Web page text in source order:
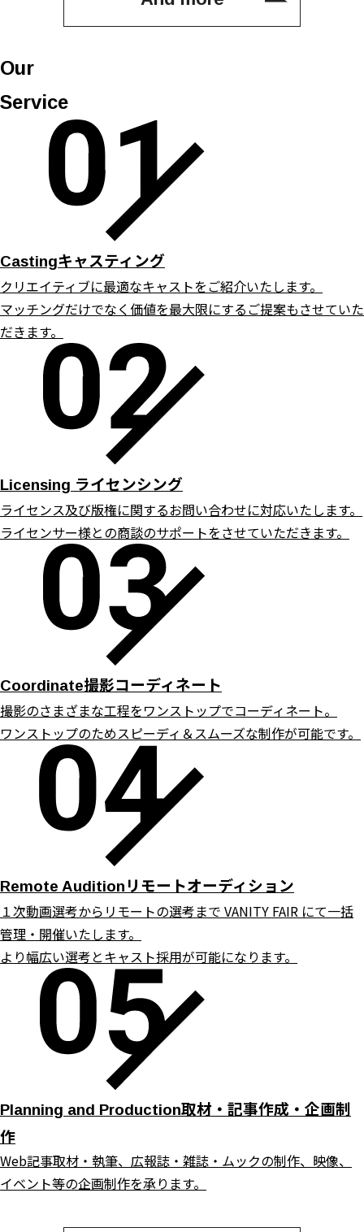
Our
Service
Castingキャスティング
クリエイティブに最適なキャストをご紹介いたします。
マッチングだけでなく価値を最大限にするご提案もさせていた
だきます。
Licensing ライセンシング
ライセンス及び版権に関するお問い合わせに対応いたします。
ライセンサー様との商談のサポートをさせていただきます。
Coordinate撮影コーディネート
撮影のさまざまな工程をワンストップでコーディネート。
ワンストップのためスピーディ＆スムーズな制作が可能です。
Remote Audition リモートオーディション
１次動画選考からリモートの選考まで VANITY FAIR にて一括
管理・開催いたします。
より幅広い選考とキャスト採用が可能になります。
Planning and Production取材・記事作成・企画制
作
Web記事取材・執筆、広報誌・雑誌・ムックの制作、映像、
イベント等の企画制作を承ります。